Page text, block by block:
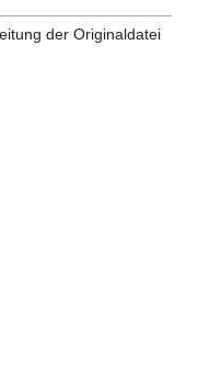
der Originaldatei